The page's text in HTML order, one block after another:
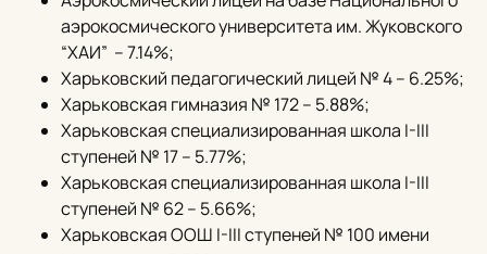
аэрокосмического университета им. Жуковского
“ХАИ” – 7.14%;
Харьковский педагогический лицей № 4 – 6.25%;
Харьковская гимназия № 172 – 5.88%;
Харьковская специализированная школа I-III
ступеней № 17 – 5.77%;
Харьковская специализированная школа I-III
ступеней № 62 – 5.66%;
Харьковская ООШ I-III ступеней № 100 имени